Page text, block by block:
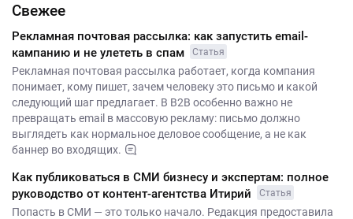
Свежее
Рекламная почтовая рассылка: как запустить email-
кампанию и не улететь в спам
Статья
Рекламная почтовая рассылка работает, когда компания
понимает, кому пишет, зачем человеку это письмо и какой
следующий шаг предлагает. В B2B особенно важно не
превращать email в массовую рекламу: письмо должно
выглядеть как нормальное деловое сообщение, а не как
баннер во входящих.
Как публиковаться в СМИ бизнесу и экспертам: полное
руководство от контент-агентства Итирий
Статья
Попасть в СМИ — это только начало. Редакция предоставила